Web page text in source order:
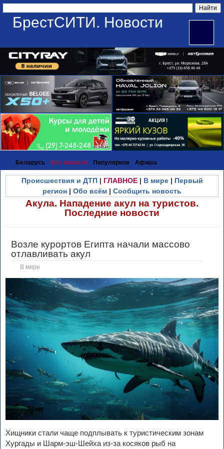
БрестСИТИ. Новости
Беларусь Все новости Популярное Афиша
Происшествия и ДТП| ГЛАВНОЕ| В мире| Первый
регион | Обо всём | Сообщить новость
Акула. Нападение акул на туристов.
Последние новости
Возле курортов Египта начали массово
отлавливать акул
В мире
Хищники стали чаще подплывать к туристическим зонам
Хургады и Шарм-эш-Шейха из-за косяков рыб на